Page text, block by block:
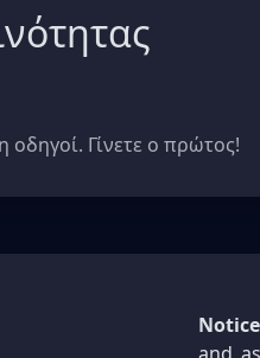
Γίνετε ο πρώτος!